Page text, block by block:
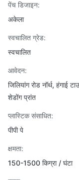
पेंच डिजाइन:
अकेला
स्वचालित ग्रेड:
स्वचालित
आवेदन:
जिलियांग रोड नॉर्थ, हंगाई
शेडोंग प्रांत
प्लास्टिक संसाधित:
पीपी पे
क्षमता:
150-1500 किग्रा / घंटा